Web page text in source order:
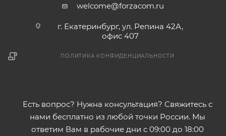
welcome@forzacom.ru
г. Екатеринбург, ул. Репина 42А,
офис 407
ПОЛИТИКА КОНФИДЕНЦИАЛЬНОСТИ
Есть вопрос? Нужна консультация? Свяжитесь с
нами бесплатно из любой точки России. Мы
ответим Вам в рабочие дни с 09:00 до 18:00